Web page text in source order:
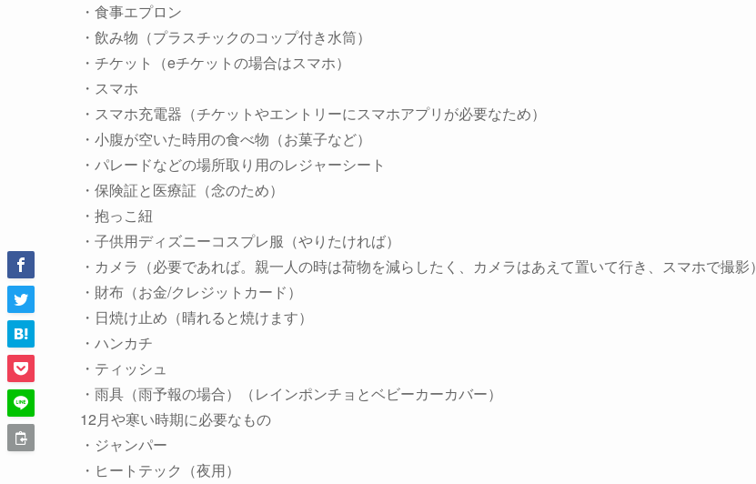
・食事エプロン
・飲み物（プラスチックのコップ付き水筒）
・チケット（eチケットの場合はスマホ）
・スマホ
・スマホ充電器（チケットやエントリーにスマホアプリが必要なため）
・小腹が空いた時用の食べ物（お菓子など）
・パレードなどの場所取り用のレジャーシート
・保険証と医療証（念のため）
・抱っこ紐
・子供用ディズニーコスプレ服（やりたければ）
・カメラ（必要であれば。親一人の時は荷物を減らしたく、カメラはあえて置いて行き、スマホで撮影）
・財布（お金/クレジットカード）
・日焼け止め（晴れると焼けます）
・ハンカチ
・ティッシュ
・雨具（雨予報の場合）（レインポンチョとベビーカーカバー）
12月や寒い時期に必要なもの
・ジャンパー
・ヒートテック（夜用）